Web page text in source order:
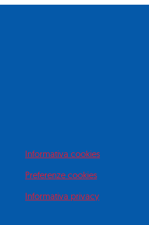
Informativa cookies
Preferenze cookies
Informativa privacy